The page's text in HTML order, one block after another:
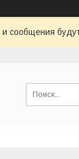
сообщения